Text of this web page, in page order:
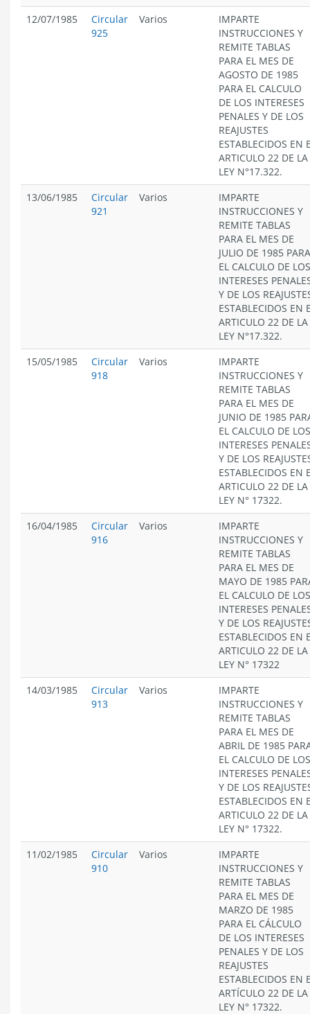
12/07/1985
Circular
925
Varios
IMPARTE
INSTRUCCIONES Y
REMITE TABLAS
PARA EL MES DE
AGOSTO DE 1985
PARA EL CALCULO
DE LOS INTERESES
PENALES Y DE LOS
REAJUSTES
ESTABLECIDOS EN
ARTICULO 22 DE LA
LEY N°17.322.
13/06/1985
Circular
921
Varios
IMPARTE
INSTRUCCIONES Y
REMITE TABLAS
PARA EL MES DE
JULIO DE 1985 PARA
EL CALCULO DE LOS
INTERESES
Y DE LOS
ESTABLECIDOS EN
ARTICULO 22 DE LA
LEY N°17.322.
15/05/1985
Circular
918
Varios
IMPARTE
INSTRUCCIONES Y
REMITE TABLAS
PARA EL MES DE
JUNIO DE 1985
EL CALCULO DE LOS
INTERESES
Y DE LOS
ESTABLECIDOS EN
ARTICULO 22 DE LA
LEY N° 17322.
16/04/1985
Circular
916
Varios
IMPARTE
INSTRUCCIONES Y
REMITE TABLAS
PARA EL MES DE
MAYO DE 1985
EL CALCULO DE LOS
INTERESES
Y DE LOS
ESTABLECIDOS EN
ARTICULO 22 DE LA
LEY N° 17322
14/03/1985
Circular
913
Varios
IMPARTE
INSTRUCCIONES Y
REMITE TABLAS
PARA EL MES DE
ABRIL DE 1985
EL CALCULO DE LOS
INTERESES
Y DE LOS
ESTABLECIDOS EN
ARTICULO 22 DE LA
LEY N° 17322.
11/02/1985
Circular
910
Varios
IMPARTE
INSTRUCCIONES Y
REMITE TABLAS
PARA EL MES DE
MARZO DE 1985
PARA EL CÁLCULO
DE LOS INTERESES
PENALES Y DE LOS
REAJUSTES
ESTABLECIDOS EN
ARTÍCULO 22 DE LA
LEY N° 17322.